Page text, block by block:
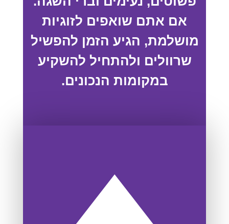
אם אתם שואפים לזוגיות
מושלמת, הגיע הזמן להפשיל
שרוולים ולהתחיל להשקיע
במקומות הנכונים.